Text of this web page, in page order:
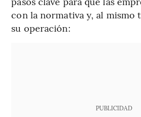
con la normativa y, al mismo
su operación:
PUBLICIDAD